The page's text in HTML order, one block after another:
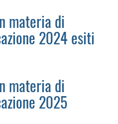
materia di
2024 esiti
materia di
2025